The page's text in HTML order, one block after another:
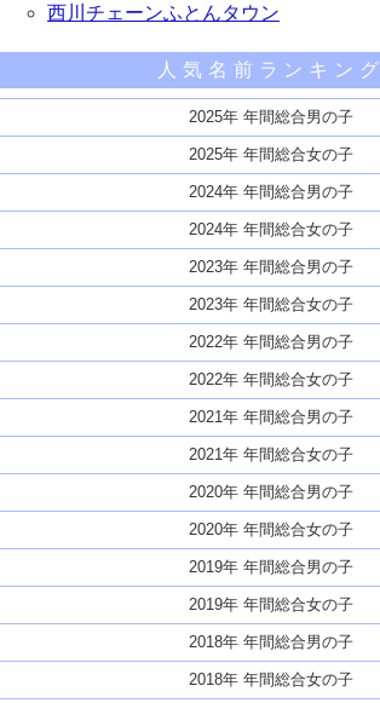
西川チェーンふとんタウン
人気名前ランキング
2025年 年間総合男の子
2025年 年間総合女の子
2024年 年間総合男の子
2024年 年間総合女の子
2023年 年間総合男の子
2023年 年間総合女の子
2022年 年間総合男の子
2022年 年間総合女の子
2021年 年間総合男の子
2021年 年間総合女の子
2020年 年間総合男の子
2020年 年間総合女の子
2019年 年間総合男の子
2019年 年間総合女の子
2018年 年間総合男の子
2018年 年間総合女の子